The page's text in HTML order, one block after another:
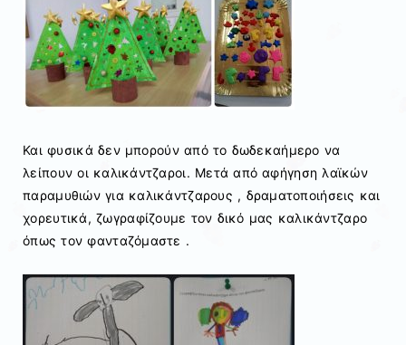
Και φυσικά δεν μπορούν από το δωδεκαήμερο να
λείπουν οι καλικάντζαροι. Μετά από αφήγηση λαϊκών
παραμυθιών για καλικάντζαρους , δραματοποιήσεις και
χορευτικά, ζωγραφίζουμε τον δικό μας καλικάντζαρο
όπως τον φανταζόμαστε .